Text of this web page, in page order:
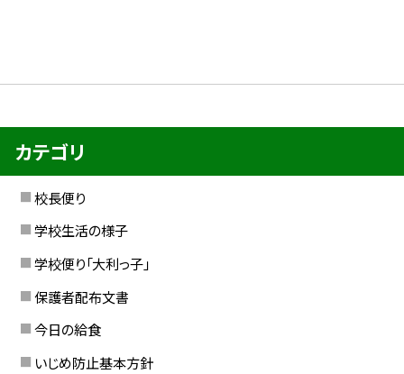
カテゴリ
校長便り
学校生活の様子
学校便り「大利っ子」
保護者配布文書
今日の給食
いじめ防止基本方針